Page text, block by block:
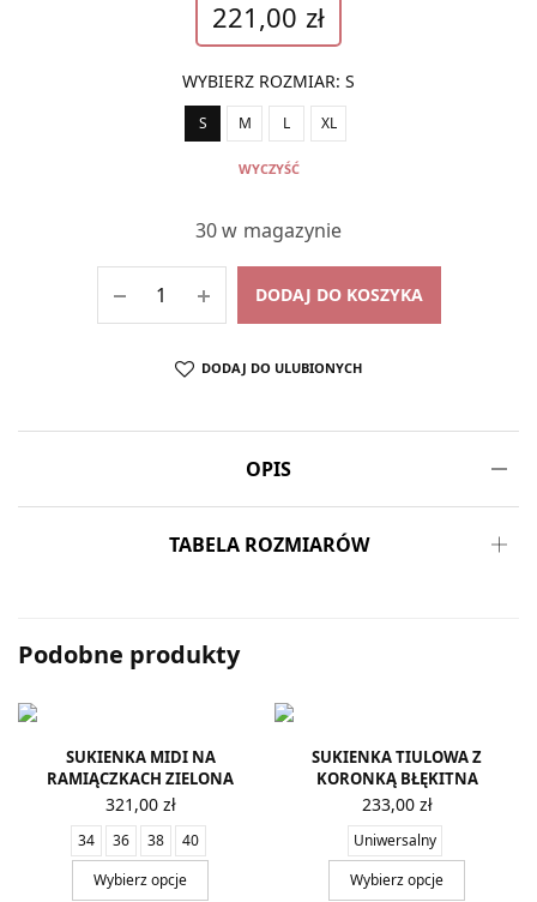
221,00 zł
WYBIERZ ROZMIAR: S
S M L XL
WYCZYŚĆ
30 w magazynie
DODAJ DO KOSZYKA
DODAJ DO ULUBIONYCH
OPIS
TABELA ROZMIARÓW
Podobne produkty
SUKIENKA MIDI NA
RAMIĄCZKACH ZIELONA
321,00 zł
34 36 38
40
Wybierz opcje
SUKIENKA TIULOWA Z
KORONKĄ BŁĘKITNA
233,00 zł
Uniwersalny
Wybierz opcje